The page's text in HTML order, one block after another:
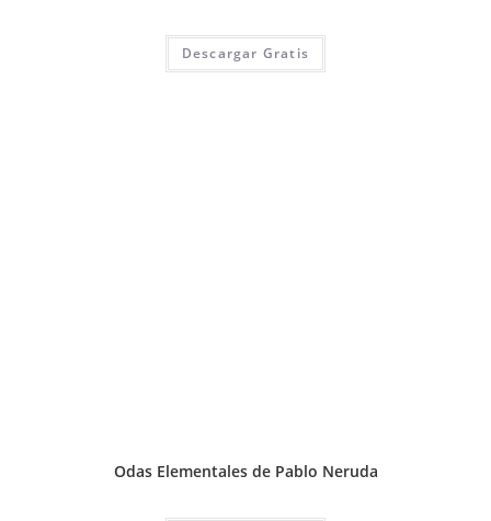
Descargar Gratis
Odas Elementales de Pablo Neruda